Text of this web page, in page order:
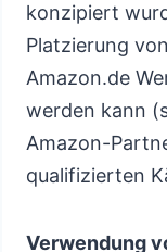
konzipiert
Platzierung
Amazon.de
werden kann
Amazon-
qualifizierten
Verwendung